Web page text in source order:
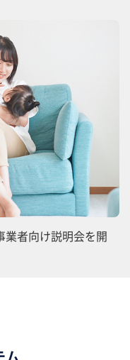
業者向け説明会を開